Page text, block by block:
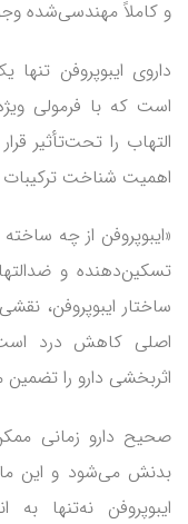
و کاملاً مهندسی‌شده
داروی ایبوپروفن
است که با فرمولی
التهاب را تحت‌تأثیر
اهمیت شناخت
«ایبوپروفن از چه
تسکین‌دهنده و
ساختار ایبوپروفن،
اصلی کاهش درد
اثربخشی دارو را تضمین
صحیح دارو زمانی
بدنش می‌شود و این
ایبوپروفن نه‌تنها